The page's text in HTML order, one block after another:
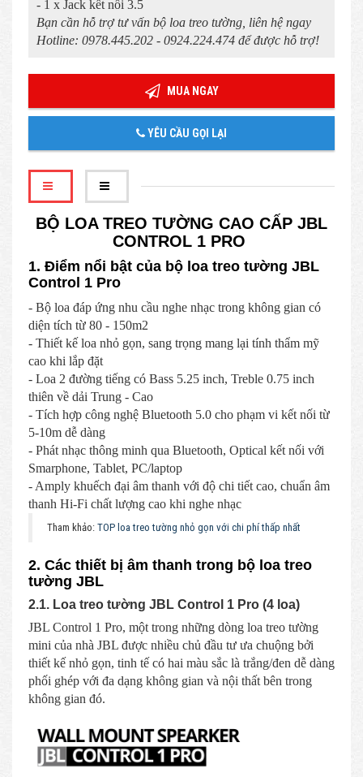
- 1 x Jack kết nối 3.5
Bạn cần hỗ trợ tư vấn bộ loa treo tường, liên hệ ngay
Hotline: 0978.445.202 - 0924.224.474 để được hỗ trợ!
MUA NGAY
YÊU CẦU GỌI LẠI
BỘ LOA TREO TƯỜNG CAO CẤP JBL
CONTROL 1 PRO
1. Điểm nổi bật của bộ loa treo tường JBL
Control 1 Pro
- Bộ loa đáp ứng nhu cầu nghe nhạc trong không gian có
diện tích từ 80 - 150m2
- Thiết kế loa nhỏ gọn, sang trọng mang lại tính thẩm mỹ
cao khi lắp đặt
- Loa 2 đường tiếng có Bass 5.25 inch, Treble 0.75 inch
thiên về dải Trung - Cao
- Tích hợp công nghệ Bluetooth 5.0 cho phạm vi kết nối từ
5-10m dễ dàng
- Phát nhạc thông minh qua Bluetooth, Optical kết nối với
Smarphone, Tablet, PC/laptop
- Amply khuếch đại âm thanh với độ chi tiết cao, chuẩn âm
thanh Hi-Fi chất lượng cao khi nghe nhạc
Tham khảo: TOP loa treo tường nhỏ gọn với chi phí thấp nhất
2. Các thiết bị âm thanh trong bộ loa treo
tường JBL
2.1. Loa treo tường JBL Control 1 Pro (4 loa)
JBL Control 1 Pro, một trong những dòng loa treo tường
mini của nhà JBL được nhiều chủ đầu tư ưa chuộng bởi
thiết kế nhỏ gọn, tinh tế có hai màu sắc là trắng/đen dễ dàng
phối ghép với đa dạng không gian và nội thất bên trong
không gian đó.